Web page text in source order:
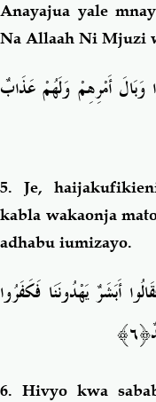
Anayajua yale
Na Allaah Ni Mjuzi
وَبَالَ أَمْرِهِمْ وَلَهُمْ عَذَابٌ
5.Je,
kabla wakaonja
adhabu iumizayo.
أَبَشَرٌ يَهْدُونَنَا فَكَفَرُوا
﴿٦﴾
6. Hivyo kwa